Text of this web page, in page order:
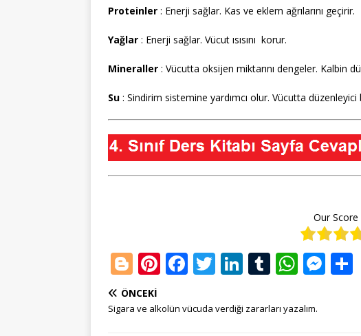
Proteinler : Enerji sağlar. Kas ve eklem ağrılarını geçirir.
Yağlar : Enerji sağlar. Vücut ısısını korur.
Mineraller : Vücutta oksijen miktarını dengeler. Kalbin
Su : Sindirim sistemine yardımcı olur. Vücutta
Our Score
Bl
o
g
Pi
te
F
c
T
it
Li
k
T
m
W
at
M
ÖNCEKI
Sigara ve alkolün vücuda verdiği zararları yazalım.